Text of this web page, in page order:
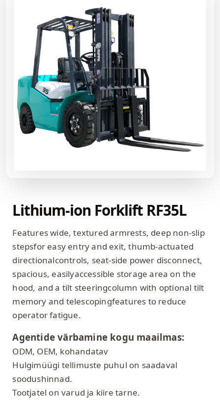
Lithium-ion Forklift RF35L
Features wide, textured armrests, deep non-slip
stepsfor easy entry and exit, thumb-actuated
directionalcontrols, seat-side power disconnect,
spacious, easilyaccessible storage area on the
hood, and a tilt steeringcolumn with optional tilt
memory and telescopingfeatures to reduce
operator fatigue.
Agentide värbamine kogu maailmas:
ODM, OEM, kohandatav
Hulgimüügi tellimuste puhul on saadaval
soodushinnad.
Tootjatel on varud ja kiire tarne.